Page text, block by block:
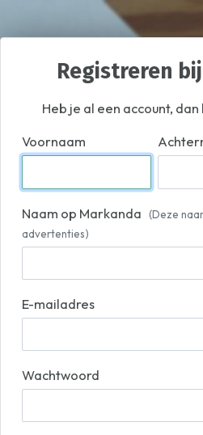
Registreren
Heb je al een account, dan
Voornaam
Naam op Markanda
(Deze
advertenties)
E-mailadres
Wachtwoord